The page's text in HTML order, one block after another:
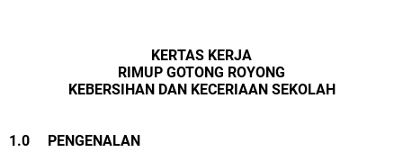
KERTAS KERJA
RIMUP GOTONG ROYONG
KEBERSIHAN DAN KECERIAAN SEKOLAH
1.0 PENGENALAN